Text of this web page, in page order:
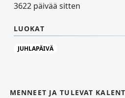
3622 päivää sitten
LUOKAT
JUHLAPÄIVÄ
MENNEET JA TULEVAT